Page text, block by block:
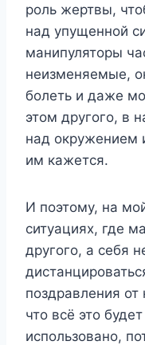
роль жертвы,
над упущенной
манипуляторы
неизменяемые,
болеть и даже
этом другого, в
над окружением
им кажется.
И поэтому, на
ситуациях, где
другого, а себя
поздравления
что всё это
использовано,